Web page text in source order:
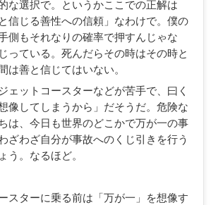
な選択で。というかここでの正解は
信じる善性への信頼」なわけで。僕の
側もそれなりの確率で押すんじゃな
っている。死んだらその時はその時と
は善と信じてはいない。
ェットコースターなどが苦手で、曰く
像してしまうから」だそうだ。危険な
は、今日も世界のどこかで万が一の事
ざわざ自分が事故へのくじ引きを行う
う。なるほど。
スターに乗る前は「万が一」を想像す